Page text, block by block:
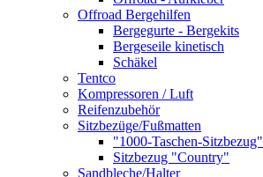
Offroad Bergehilfen
Bergegurte - Bergekits
Bergeseile kinetisch
Schäkel
Tentco
Kompressoren / Luft
Reifenzubehör
Sitzbezüge/Fußmatten
"1000-Taschen-Sitzbezug"
Sitzbezug "Country"
Sandbleche/Halter